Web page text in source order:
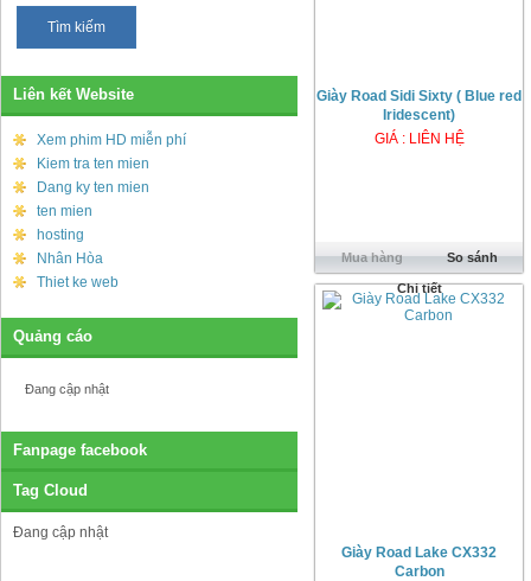
Giày Road Sidi Sixty ( Blue red
Iridescent)
GIÁ : LIÊN HỆ
Mua hàng So sánh
Chi tiết
Giày Road Lake CX332
Carbon
Liên kết Website
Xem phim HD miễn phí
Kiem tra ten mien
Dang ky ten mien
ten mien
hosting
Nhân Hòa
Thiet ke web
Quảng cáo
Đang cập nhật
Fanpage facebook
Tag Cloud
Đang cập nhật